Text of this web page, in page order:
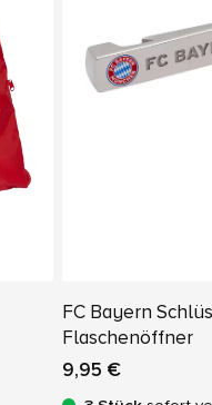
FC Bayern
Flaschenöffner
9,95 €